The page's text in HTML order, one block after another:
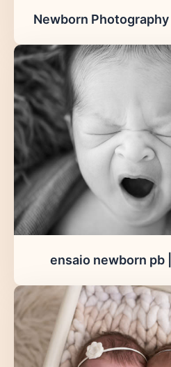
Newborn
ensaio newborn pb